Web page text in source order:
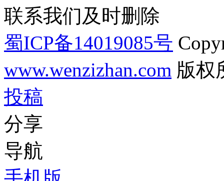
联系我们及时删除
蜀ICP备14019085号
www.wenzizhan.com 版权
投稿
分享
导航